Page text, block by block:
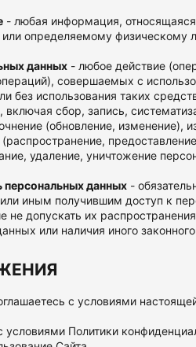
- любая информация,
определяемому физическому
данных - любое действие
совершаемых с
без использования таких
сбор, запись,
(обновление, изменение),
удаление, уничтожение
данных -
иным получившим доступ к
допускать их распространения
или наличия иного
с условиями
условиями Политики